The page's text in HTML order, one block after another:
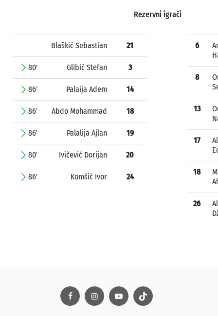
Rezervni igrači
Blaškić Sebastian 21
80' Glibić Stefan 3
86' Palaija Adem 14
86' Abdo Mohammad 18
86' Palalija Ajlan 19
80' Ivičević Dorijan 20
86' Komšić Ivor 24
6
8
13
17
18
26